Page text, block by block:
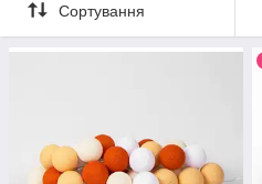
Сортування